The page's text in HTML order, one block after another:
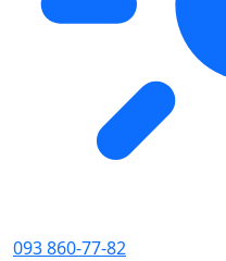
093 860-77-82